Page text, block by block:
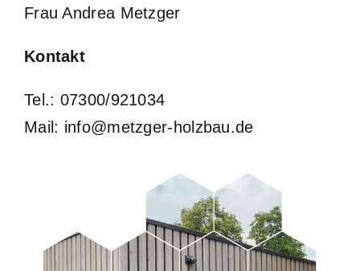
Frau Andrea Metzger
Kontakt
Tel.: 07300/921034
Mail: info@metzger-holzbau.de